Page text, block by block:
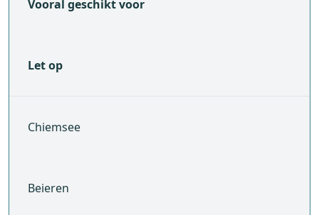
Vooral geschikt voor
Let op
Chiemsee
Beieren